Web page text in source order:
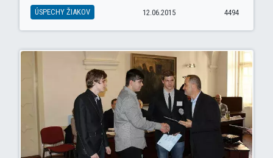
ÚSPECHY ŽIAKOV 12.06.2015 4494